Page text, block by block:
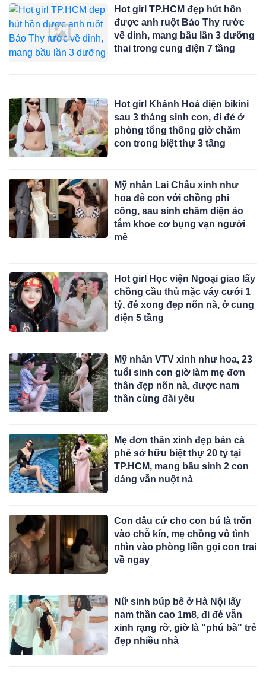
Hot girl TP.HCM đẹp hút hồn
được anh ruột Bảo Thy rước
về dinh, mang bầu lần 3 dưỡng
thai trong cung điện 7 tầng
Hot girl Khánh Hoà diện bikini
sau 3 tháng sinh con, đi đẻ ở
phòng tổng thống giờ chăm
con trong biệt thự 3 tầng
Mỹ nhân Lai Châu xinh như
hoa đẻ con với chồng phi
công, sau sinh chăm diện áo
tắm khoe cơ bụng vạn người
mê
Hot girl Học viện Ngoại giao lấy
chồng cầu thủ mặc váy cưới 1
tỷ, đẻ xong đẹp nõn nà, ở cung
điện 5 tầng
Mỹ nhân VTV xinh như hoa, 23
tuổi sinh con giờ làm mẹ đơn
thân đẹp nõn nà, được nam
thần cùng đài yêu
Mẹ đơn thân xinh đẹp bán cà
phê sở hữu biệt thự 20 tỷ tại
TP.HCM, mang bầu sinh 2 con
dáng vẫn nuột nà
Con dâu cứ cho con bú là trốn
vào chỗ kín, mẹ chồng vô tình
nhìn vào phòng liền gọi con trai
về ngay
Nữ sinh búp bê ở Hà Nội lấy
nam thần cao 1m8, đi đẻ vẫn
xinh rạng rỡ, giờ là "phú bà" trẻ
đẹp nhiều nhà